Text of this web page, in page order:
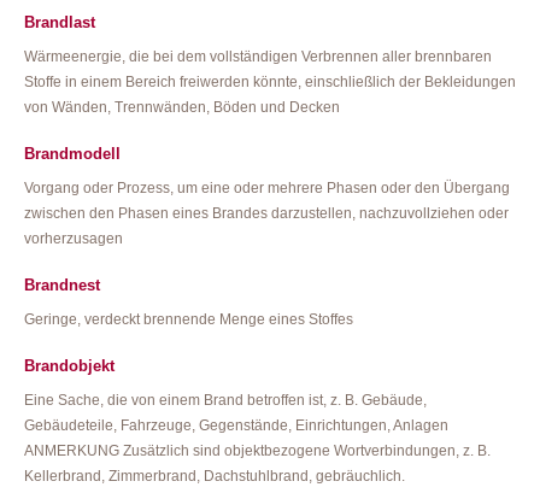
Brandlast
Wärmeenergie, die bei dem vollständigen Verbrennen aller brennbaren
Stoffe in einem Bereich freiwerden könnte, einschließlich der Bekleidungen
von Wänden, Trennwänden, Böden und Decken
Brandmodell
Vorgang oder Prozess, um eine oder mehrere Phasen oder den Übergang
zwischen den Phasen eines Brandes darzustellen, nachzuvollziehen oder
vorherzusagen
Brandnest
Geringe, verdeckt brennende Menge eines Stoffes
Brandobjekt
Eine Sache, die von einem Brand betroffen ist, z. B. Gebäude,
Gebäudeteile, Fahrzeuge, Gegenstände, Einrichtungen, Anlagen
ANMERKUNG Zusätzlich sind objektbezogene Wortverbindungen, z. B.
Kellerbrand, Zimmerbrand, Dachstuhlbrand, gebräuchlich.